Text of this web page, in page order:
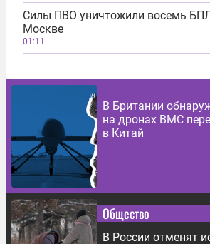
Силы ПВО уничтожили восемь
Москве
01:11
В Британии
на дронах ВМС
в Китай
Общество
В России отменят